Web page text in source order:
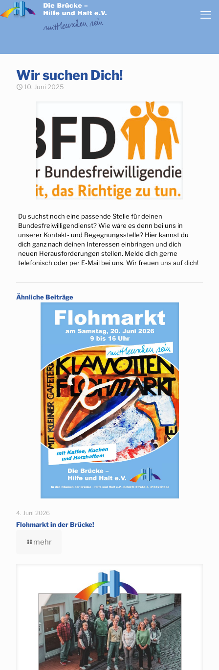
Wir suchen Dich!
10. Juni 2025
Du suchst noch eine passende Stelle für deinen
Bundesfreiwilligendienst? Wie wäre es denn bei uns in
unserer Kontakt- und Begegnungsstelle? Hier kannst du
dich ganz nach deinen Interessen einbringen und dich
neuen Herausforderungen stellen. Melde dich gerne
telefonisch oder per E-Mail bei uns. Wir freuen uns auf dich!
Ähnliche Beiträge
4. Juni 2026
Flohmarkt in der Brücke!
mehr